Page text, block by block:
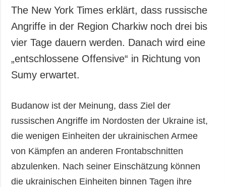
Kriminalität
Notstand und
Notfälle
ZUSÄTZLICH
Fotos
Video
The New York Times erklärt, dass russische
Angriffe in der Region Charkiw noch drei bis
vier Tage dauern werden. Danach wird eine
„entschlossene Offensive“ in Richtung von
Sumy erwartet.
Budanow ist der Meinung, dass Ziel der
russischen Angriffe im Nordosten der Ukraine ist,
die wenigen Einheiten der ukrainischen Armee
von Kämpfen an anderen Frontabschnitten
abzulenken. Nach seiner Einschätzung können
die ukrainischen Einheiten binnen Tagen ihre